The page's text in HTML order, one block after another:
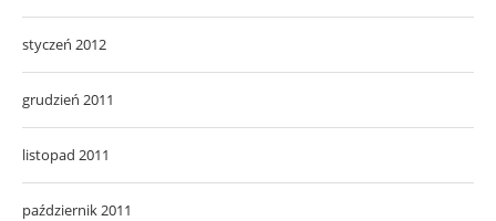
styczeń 2012
grudzień 2011
listopad 2011
październik 2011